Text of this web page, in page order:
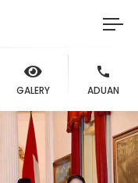
GALERY ADUAN